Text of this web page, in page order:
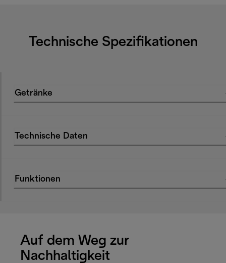
Technische Spezifikationen
Getränke
Technische Daten
Funktionen
Auf dem Weg zur
Nachhaltigkeit